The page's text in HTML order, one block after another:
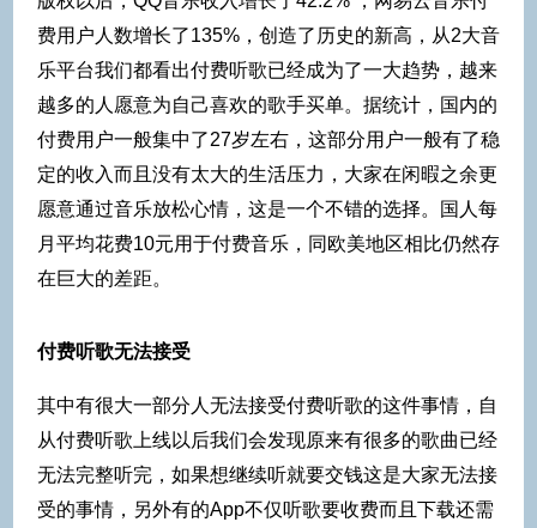
费用户人数增长了135%，创造了历史的新高，从2大音
乐平台我们都看出付费听歌已经成为了一大趋势，越来
越多的人愿意为自己喜欢的歌手买单。据统计，国内的
付费用户一般集中了27岁左右，这部分用户一般有了稳
定的收入而且没有太大的生活压力，大家在闲暇之余更
愿意通过音乐放松心情，这是一个不错的选择。国人每
月平均花费10元用于付费音乐，同欧美地区相比仍然存
在巨大的差距。
付费听歌无法接受
其中有很大一部分人无法接受付费听歌的这件事情，自
从付费听歌上线以后我们会发现原来有很多的歌曲已经
无法完整听完，如果想继续听就要交钱这是大家无法接
受的事情，另外有的App不仅听歌要收费而且下载还需